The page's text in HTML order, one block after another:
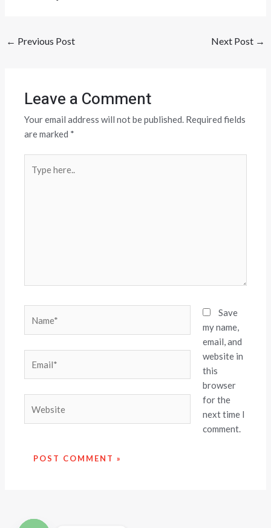
← Previous Post Next Post →
Leave a Comment
Your email address will not be published. Required fields
are marked *
here..
Save
my name,
email, and
website in
this
browser
for the
next time I
comment.